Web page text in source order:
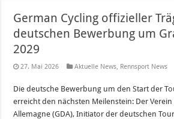
German Cycling offizieller
deutschen Bewerbung um
2029
27. Mai 2026 Aktuelle News, Rennsport News
Die deutsche Bewerbung um den Start der
erreicht den nächsten Meilenstein: Der
Allemagne (GDA), Initiator der deutschen